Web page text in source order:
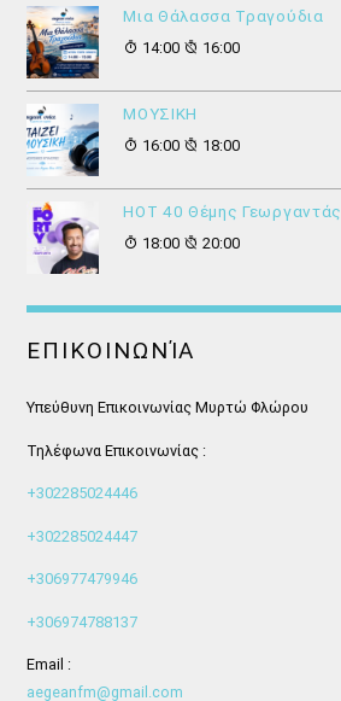
Μια Θάλασσα Τραγούδια
14:00
16:00
ΜΟΥΣΙΚΗ
16:00
18:00
HOT 40 Θέμης Γεωργαντάς
18:00
20:00
ΕΠΙΚΟΙΝΩΝΊΑ
Υπεύθυνη Επικοινωνίας Μυρτώ Φλώρου
Τηλέφωνα Επικοινωνίας :
+302285024446
+302285024447
+306977479946
+306974788137
Email :
aegeanfm@gmail.com